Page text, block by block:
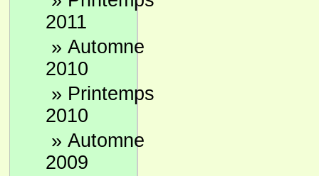
2011
» Automne
2010
» Printemps
2010
» Automne
2009